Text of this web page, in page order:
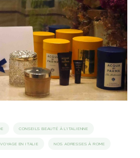
DÉCOR ITALIEN
LIRE
de
WEBSERIE
Follia
CONSEILS BEAUTÉ À L'ITALIENNE
EN ITALIE NOS ADRESSES À ROME